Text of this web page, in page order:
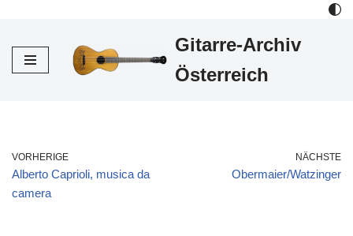
Inhalt
Gitarre-Archiv
Österreich
VORHERIGE
Alberto Caprioli, musica da
camera
NÄCHSTE
Obermaier/Watzinger